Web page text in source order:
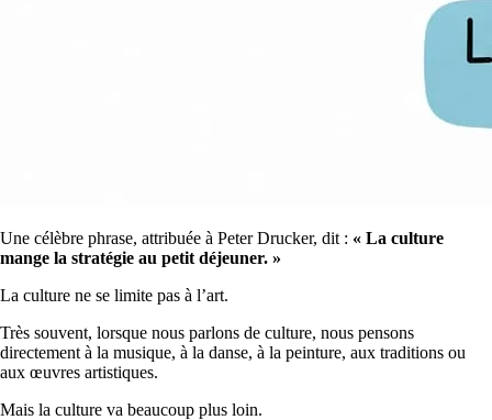
Une célèbre phrase, attribuée à Peter Drucker, dit : « La culture
mange la stratégie au petit déjeuner. »
La culture ne se limite pas à l’art.
Très souvent, lorsque nous parlons de culture, nous pensons
directement à la musique, à la danse, à la peinture, aux traditions ou
aux œuvres artistiques.
Mais la culture va beaucoup plus loin.